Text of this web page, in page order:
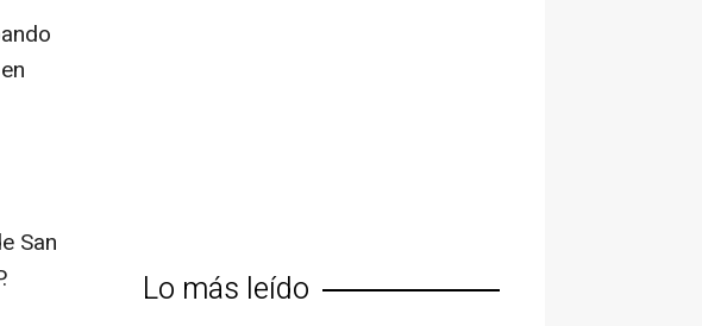
San
Lo más leído